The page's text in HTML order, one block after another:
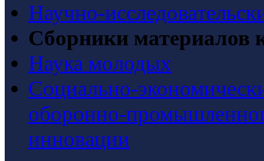
Научно-
Сборники материалов
Наука молодых
Социально-
оборонно-
инновации